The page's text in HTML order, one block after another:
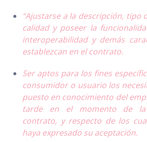
“Ajustarse a la descripción, tipo
calidad y poseer la
interoperabilidad y demás
establezcan en el contrato.
Ser aptos para los fines
consumidor o usuario los
puesto en conocimiento del
tarde en el momento de la
contrato, y respecto de los
haya expresado su aceptación.